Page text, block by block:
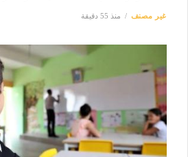
غير مصنف منذ 55 دقيقة